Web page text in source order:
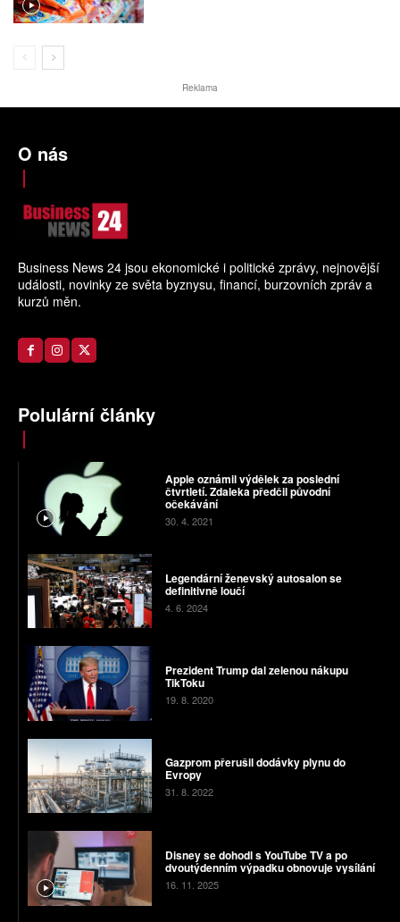
Reklama
O nás
Business News 24 jsou ekonomické i politické zprávy, nejnovější
události, novinky ze světa byznysu, financí, burzovních zpráv a
kurzů měn.
Polulární články
Apple oznámil výdělek za poslední
čtvrtletí. Zdaleka předčil původní
očekávání
30. 4. 2021
Legendární ženevský autosalon se
definitivně loučí
4. 6. 2024
Prezident Trump dal zelenou nákupu
TikToku
19. 8. 2020
Gazprom přerušil dodávky plynu do
Evropy
31. 8. 2022
Disney se dohodl s YouTube TV a po
dvoutýdenním výpadku obnovuje vysílání
16. 11. 2025